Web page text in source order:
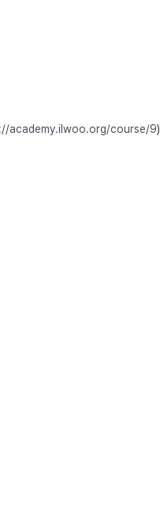
academy.ilwoo.org/course/9)